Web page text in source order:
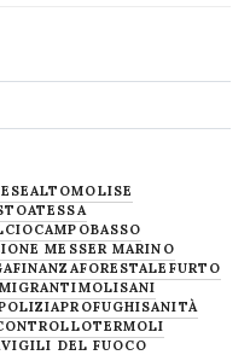
ALTOMOLISE
ATESSA
CAMPOBASSO
MESSER MARINO
FINANZAFORESTALE FURTO
MIGRANTIMOLISANI
PROFUGHISANITÀ
TERMOLI
VIGILI DEL FUOCO